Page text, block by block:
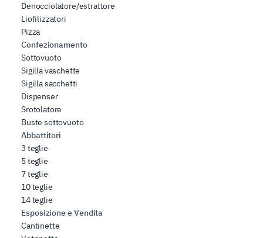
Denocciolatore/estrattore
Liofilizzatori
Pizza
Confezionamento
Sottovuoto
Sigilla vaschette
Sigilla sacchetti
Dispenser
Srotolatore
Buste sottovuoto
Abbattitori
3 teglie
5 teglie
7 teglie
10 teglie
14 teglie
Esposizione e Vendita
Cantinette